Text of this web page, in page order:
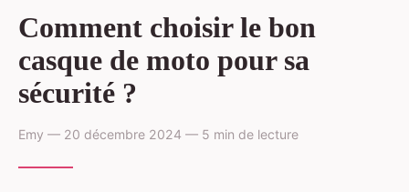
Comment choisir le bon
casque de moto pour sa
sécurité ?
Emy — 20 décembre 2024 — 5 min de lecture